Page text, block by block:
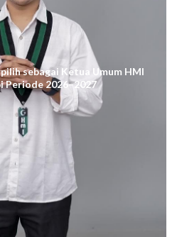
sebagai Ketua Umum HMI
Periode 2026–2027